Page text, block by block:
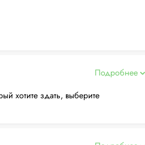
Подробнее
хотите здать, выберите